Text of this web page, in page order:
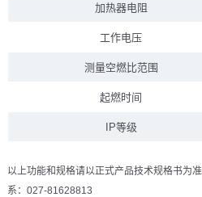
加热器电阻
工作电压
测量空燃比范围
起燃时间
IP等级
以上功能和规格请以正式产品技术规格书为
系：027-81628813